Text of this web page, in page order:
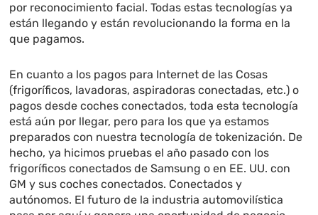
por reconocimiento facial. Todas estas tecnologías ya
están llegando y están revolucionando la forma en la
que pagamos.
En cuanto a los pagos para Internet de las Cosas
(frigoríficos, lavadoras, aspiradoras conectadas, etc.) o
pagos desde coches conectados, toda esta tecnología
está aún por llegar, pero para los que ya estamos
preparados con nuestra tecnología de tokenización. De
hecho, ya hicimos pruebas el año pasado con los
frigoríficos conectados de Samsung o en EE. UU. con
GM y sus coches conectados. Conectados y
autónomos. El futuro de la industria automovilística